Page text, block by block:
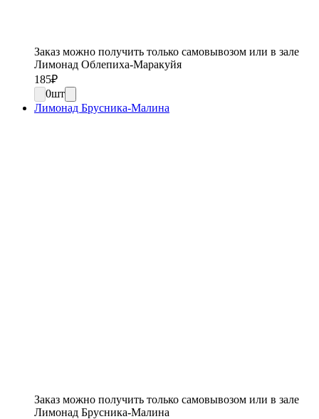
Заказ можно получить только самовывозом или в зале
Лимонад Облепиха-Маракуйя
185₽
0шт
Лимонад Брусника-Малина
Заказ можно получить только самовывозом или в зале
Лимонад Брусника-Малина